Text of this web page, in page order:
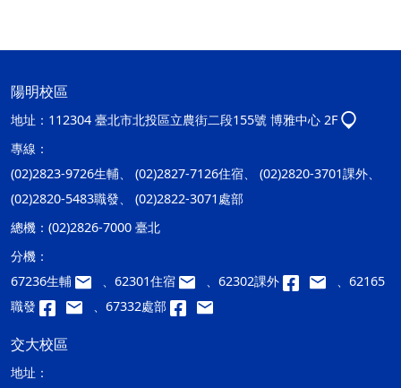
陽明校區
地址： 112304 臺北市北投區立農街二段155號 博雅中心 2F
專線：
(02)2823-9726生輔、 (02)2827-7126住宿、 (02)2820-3701課外、
(02)2820-5483職發、 (02)2822-3071處部
總機： (02)2826-7000 臺北
分機：
67236生輔
、62301住宿 、62302課外
、62165
職發
、67332處部
交大校區
地址：